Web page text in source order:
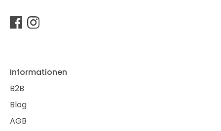
Informationen
B2B
Blog
AGB